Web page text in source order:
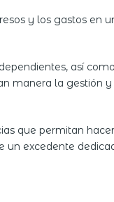
y los gastos en
así
manera la gestión
que permitan
un excedente